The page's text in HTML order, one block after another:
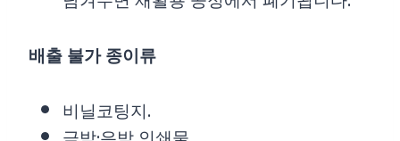
배출 불가 종이류
비닐코팅지.